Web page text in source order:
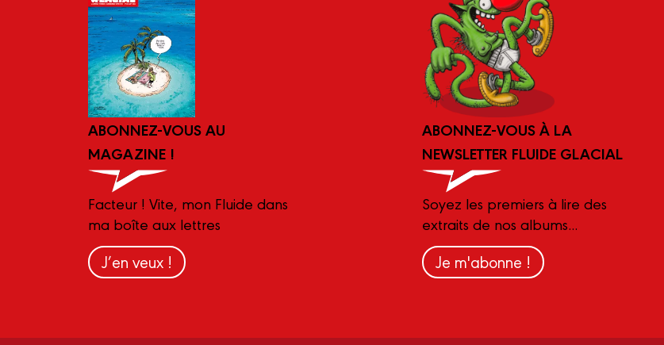
ABONNEZ-VOUS AU
MAGAZINE !
Facteur ! Vite, mon Fluide dans
ma boîte aux lettres
J’en veux !
ABONNEZ-VOUS À LA
NEWSLETTER FLUIDE GLACIAL
Soyez les premiers à lire des
extraits de nos albums...
Je m'abonne !